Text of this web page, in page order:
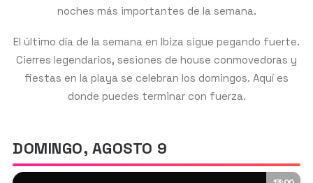
noches más importantes de la semana.
El último día de la semana en Ibiza sigue pegando fuerte.
Cierres legendarios, sesiones de house conmovedoras y
fiestas en la playa se celebran los domingos. Aquí es
donde puedes terminar con fuerza.
DOMINGO, AGOSTO 9